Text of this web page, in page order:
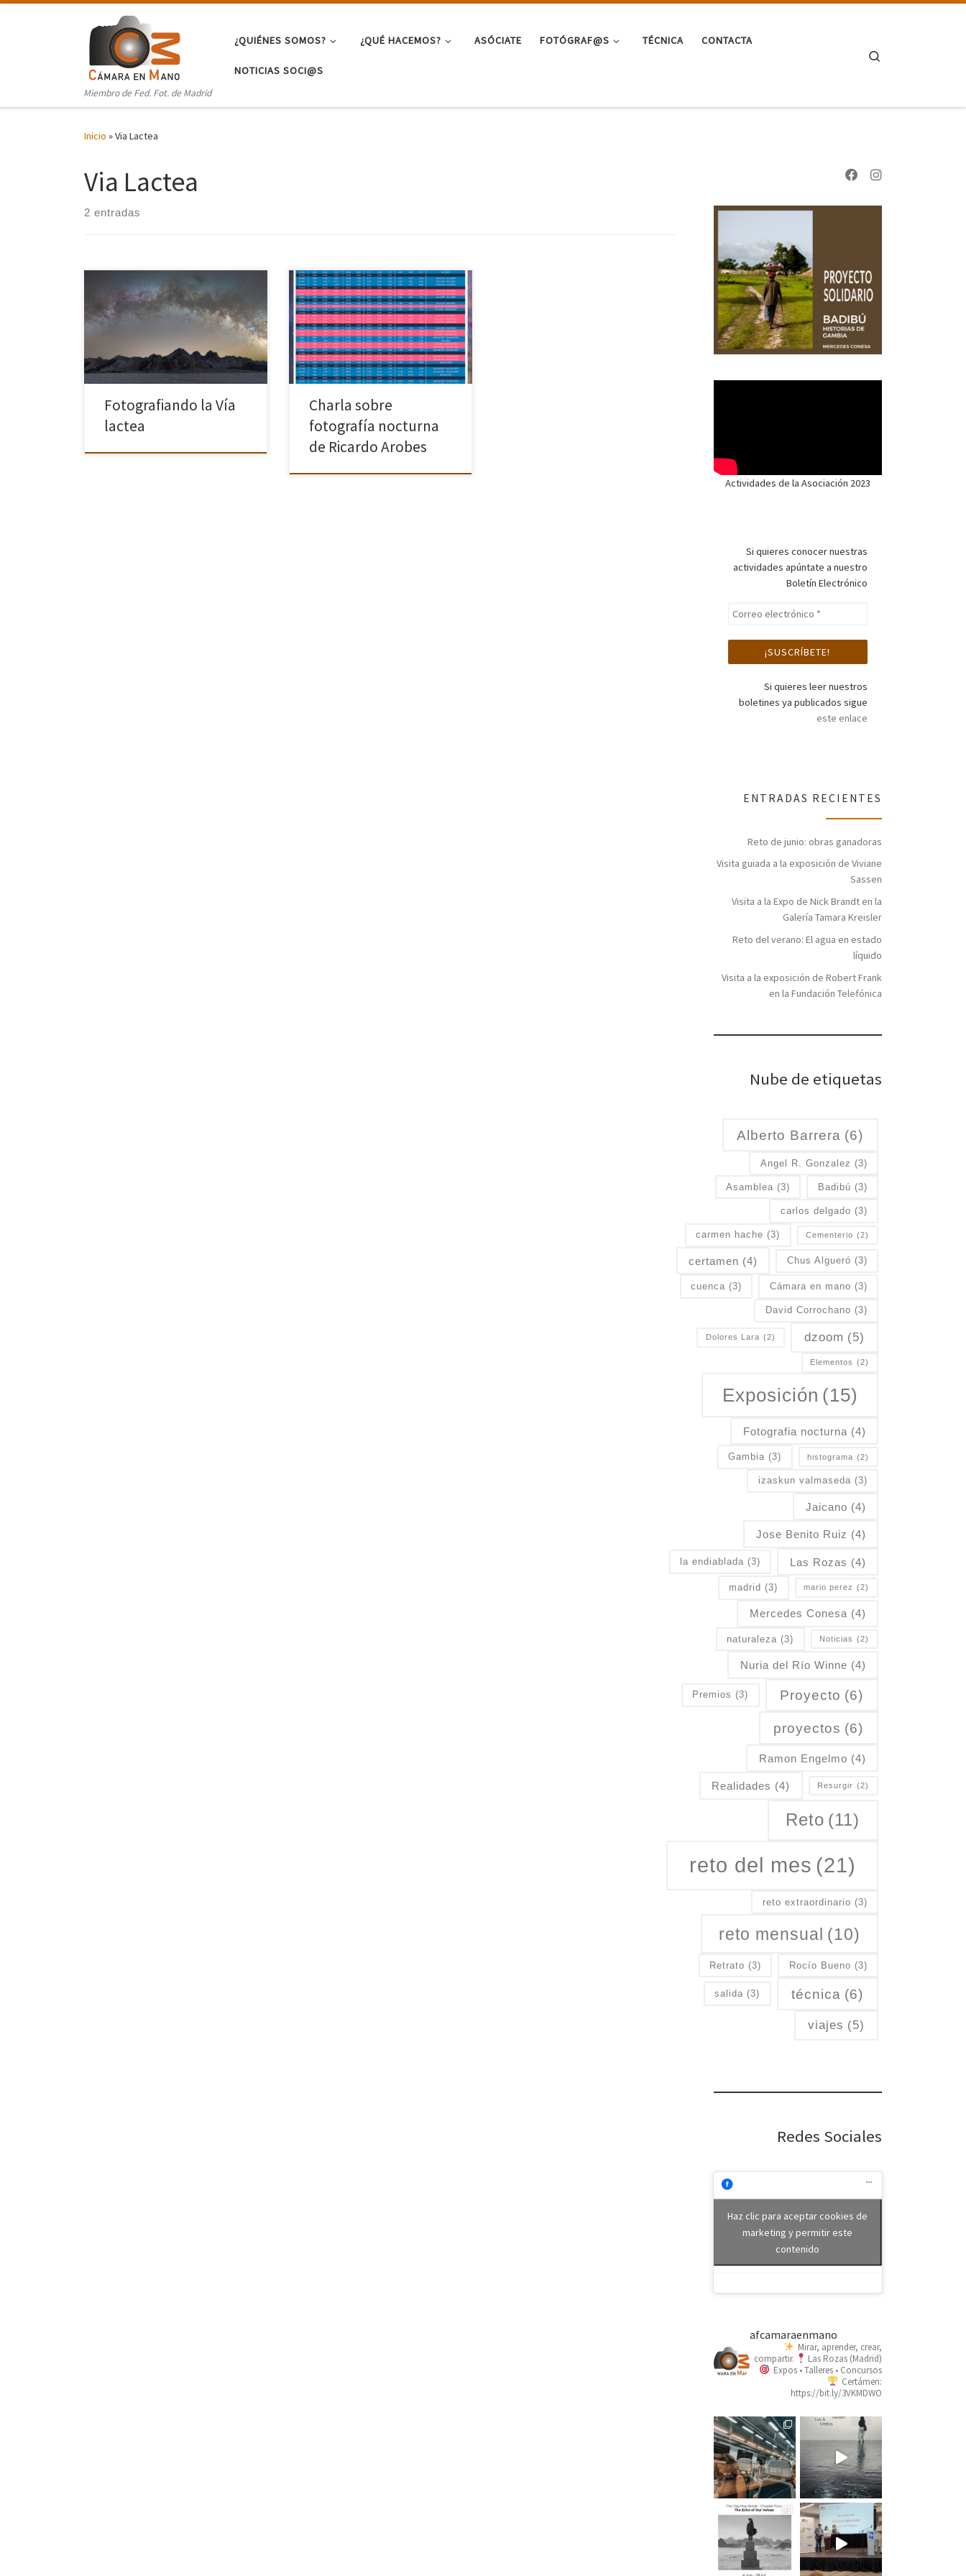
Miembro de Fed. Fot. de Madrid
¿QUIÉNES SOMOS? ¿QUÉ HACEMOS? ASÓCIATE FOTÓGRAF@S TÉCNICA CONTACTA
NOTICIAS SOCI@S
Inicio »Via Lactea
Via Lactea
2 entradas
TE dejamos el estupendo artículo de
nuestros amigos de Capture the
Atlas donde nos dan un montón de
pistas de como fotografiar la Vía
Láctea. Que lo disfrutes!! Cómo […]
Fotografiando la Vía
lactea
El pasado miércoles 11 de mayo, el
compañero Ricardo Arobes, nos hizo
una interesante presentación
introductoria a la fotografía nocturna,
pasando por la fotografía nocturna
urbana, de paisaje, el lightpainting
[…]
Charla sobre
fotografía nocturna
de Ricardo Arobes
Actividades de la Asociación 2023
Si quieres conocer nuestras
actividades apúntate a nuestro
Boletín Electrónico
Si quieres leer nuestros
boletines ya publicados sigue
este enlace
ENTRADAS RECIENTES
Reto de junio: obras ganadoras
Visita guiada a la exposición de Viviane
Sassen
Visita a la Expo de Nick Brandt en la
Galería Tamara Kreisler
Reto del verano: El agua en estado
líquido
Visita a la exposición de Robert Frank
en la Fundación Telefónica
Nube de etiquetas
Alberto Barrera (6)
Angel R. Gonzalez (3)
Asamblea (3) Badibú (3)
carlos delgado (3)
carmen hache (3) Cementerio (2)
certamen (4) Chus Algueró (3)
cuenca (3) Cámara en mano (3)
David Corrochano (3)
Dolores Lara (2) dzoom (5)
Elementos (2)
Exposición (15)
Fotografia nocturna (4)
Gambia (3) histograma (2)
izaskun valmaseda (3)
Jaicano (4)
Jose Benito Ruiz (4)
la endiablada (3) Las Rozas (4)
madrid (3) mario perez (2)
Mercedes Conesa (4)
naturaleza (3) Noticias (2)
Nuria del Río Winne (4)
Premios (3) Proyecto (6)
proyectos (6)
Ramon Engelmo (4)
Realidades (4) Resurgir (2)
Reto (11)
reto del mes (21)
reto extraordinario (3)
reto mensual (10)
Retrato (3) Rocío Bueno (3)
salida (3) técnica (6)
viajes (5)
Redes Sociales
Haz clic para aceptar cookies de
marketing y permitir este
contenido
afcamaraenmano
Mirar, aprender, crear,
compartir.
Las Rozas (Madrid)
Expos • Talleres • Concursos
Certámen:
https://bit.ly/3VKMDWO